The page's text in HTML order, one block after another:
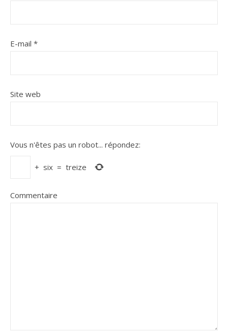
E-mail *
Site web
Vous n'êtes pas un robot... répondez:
+ six = treize
Commentaire